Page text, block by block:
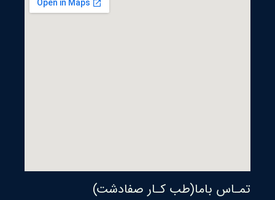
تمـاس باما(طب کـار صفادشت)